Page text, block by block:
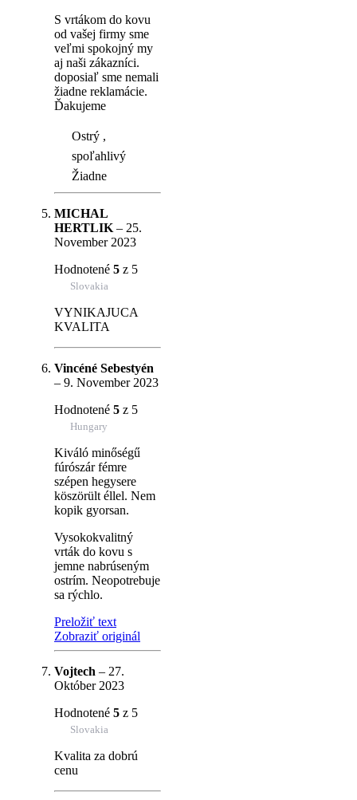
S vrtákom do kovu
od vašej firmy sme
veľmi spokojný my
aj naši zákazníci.
doposiaľ sme nemali
žiadne reklamácie.
Ďakujeme
Ostrý ,
spoľahlivý
Žiadne
MICHAL
HERTLIK – 25.
November 2023
Hodnotené 5 z 5
Slovakia
VYNIKAJUCA
KVALITA
Vincéné Sebestyén
– 9. November 2023
Hodnotené 5 z 5
Hungary
Kiváló minőségű
fúrószár fémre
szépen hegysere
köszörült éllel. Nem
kopik gyorsan.
Vysokokvalitný
vrták do kovu s
jemne nabrúseným
ostrím. Neopotrebuje
sa rýchlo.
Preložiť text
Zobraziť originál
Vojtech – 27.
Október 2023
Hodnotené 5 z 5
Slovakia
Kvalita za dobrú
cenu